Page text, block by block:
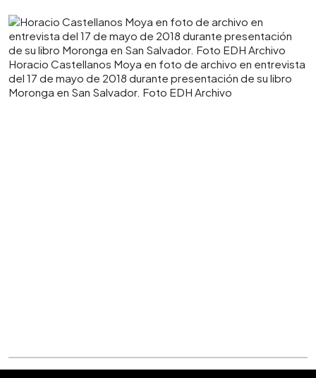
Horacio Castellanos Moya en foto de archivo en entrevista
del 17 de mayo de 2018 durante presentación de su libro
Moronga en San Salvador. Foto EDH Archivo